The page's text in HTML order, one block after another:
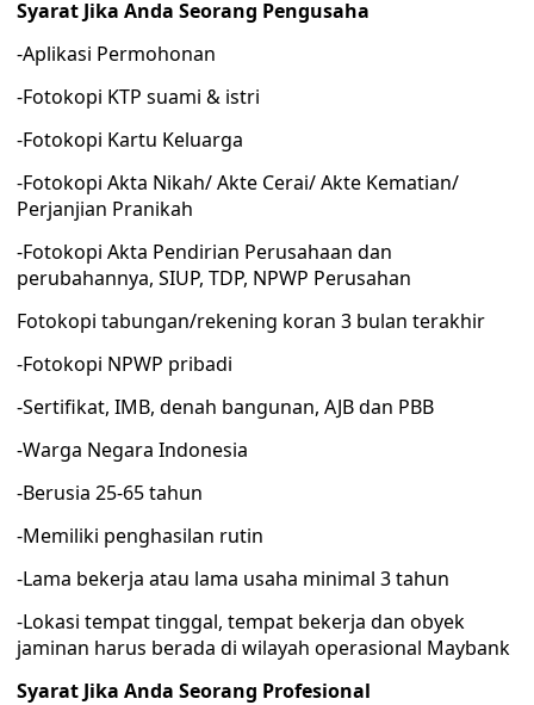
Syarat Jika Anda Seorang Pengusaha
-Aplikasi Permohonan
-Fotokopi KTP suami & istri
-Fotokopi Kartu Keluarga
-Fotokopi Akta Nikah/ Akte Cerai/ Akte Kematian/
Perjanjian Pranikah
-Fotokopi Akta Pendirian Perusahaan dan
perubahannya, SIUP, TDP, NPWP Perusahan
Fotokopi tabungan/rekening koran 3 bulan terakhir
-Fotokopi NPWP pribadi
-Sertifikat, IMB, denah bangunan, AJB dan PBB
-Warga Negara Indonesia
-Berusia 25-65 tahun
-Memiliki penghasilan rutin
-Lama bekerja atau lama usaha minimal 3 tahun
-Lokasi tempat tinggal, tempat bekerja dan obyek
jaminan harus berada di wilayah operasional Maybank
Syarat Jika Anda Seorang Profesional